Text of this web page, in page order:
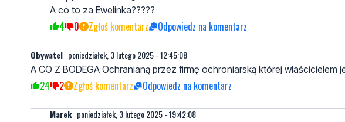
A co to za Ewelinka?????
4 0 Zgłoś komentarz Odpowiedz na komentarz
Obywatel poniedziałek, 3 lutego 2025 - 12:45:08
A CO Z BODEGA Ochranianą przez firmę ochroniarską której
24 2 Zgłoś komentarz Odpowiedz na komentarz
Marek poniedziałek, 3 lutego 2025 - 19:42:08